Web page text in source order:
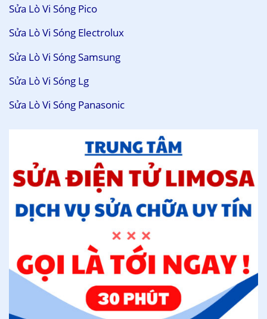
Sửa Lò Vi Sóng Pico
Sửa Lò Vi Sóng Electrolux
Sửa Lò Vi Sóng Samsung
Sửa Lò Vi Sóng Lg
Sửa Lò Vi Sóng Panasonic